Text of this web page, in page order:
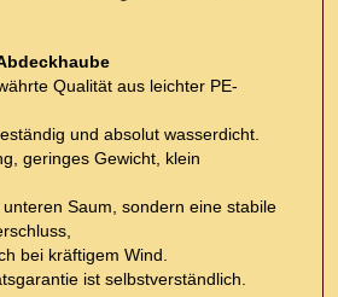
Qualität aus leichter PE-
und absolut wasserdicht.
geringes Gewicht, klein
Saum, sondern eine stabile
bei kräftigem Wind.
ist selbstverständlich.